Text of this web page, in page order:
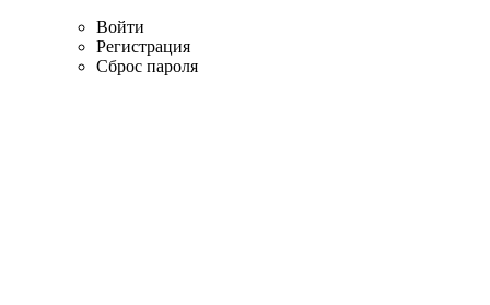
Войти
Регистрация
Сброс пароля